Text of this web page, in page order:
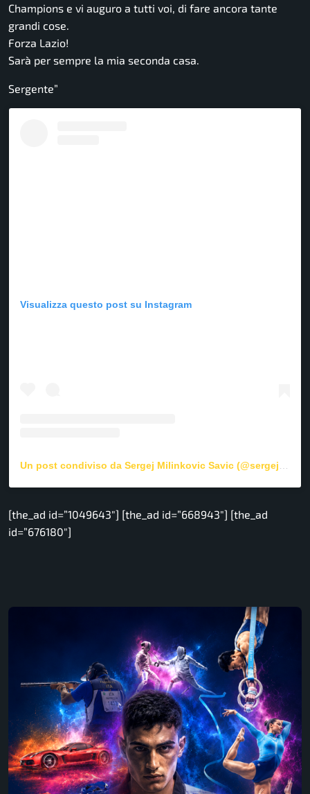
Champions e vi auguro a tutti voi, di fare ancora tante
grandi cose.
Forza Lazio!
Sarà per sempre la mia seconda casa.
Sergente”
Visualizza questo post su Instagram
[the_ad id=”1049643″] [the_ad id=”668943″] [the_ad
id=”676180″]